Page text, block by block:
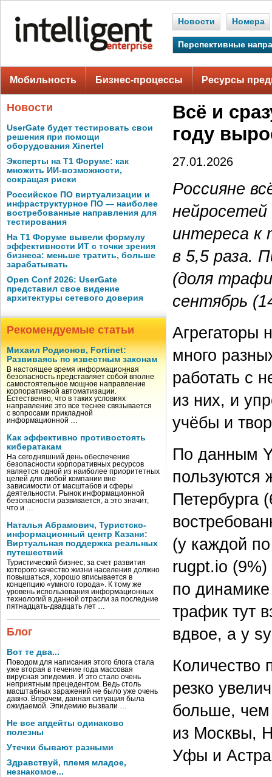
Новости Номера
Перспективные
Мобильность Бизнес-процессы Ресурсы
Новости
UserGate будет тестировать свои
решения при помощи
оборудования Xinertel
Эксперты на Т1 Форуме: как
множить ИИ-возможности,
сокращая риски
Российское ПО виртуализации и
инфраструктурное ПО — наиболее
востребованные направления для
тестирования
На Т1 Форуме вывели формулу
эффективности ИТ с точки зрения
бизнеса: меньше тратить, больше
зарабатывать
Open Conf 2026: UserGate
представил свое видение
архитектуры сетевого доверия
Рекомендуемые статьи
Михаил Родионов, Fortinet:
Развиваясь по известным законам
В настоящее время информационная
безопасность представляет собой вполне
самостоятельное мощное направление
корпоративной автоматизации.
Естественно, что в таких условиях
направление это все теснее связывается
с вопросами прикладной
информационной …
Как эффективно противостоять
кибератакам
На сегодняшний день обеспечение
безопасности корпоративных ресурсов
является одной из наиболее приоритетных
целей для любой компании вне
зависимости от масштабов и сферы
деятельности. Рынок информационной
безопасности развивается, а это значит,
что и …
Наталья Абрамович, Туристско-
информационный центр Казани:
Виртуальная поддержка реальных
путешествий
Туристический бизнес, за счет развития
которого качество жизни населения должно
повышаться, хорошо вписывается в
концепцию «умного города». К тому же
уровень использования информационных
технологий в данной отрасли за последние
пятнадцать-двадцать лет …
Блог
Вот те два...
Поводом для написания этого блога стала
уже вторая в течение года массовая
вирусная эпидемия. И это стало очень
неприятным прецедентом. Ведь столь
масштабных заражений не было уже очень
давно. Впрочем, данная ситуация была
ожидаемой. Эпидемию вызвали …
Не все апдейты одинаково
полезны
Утечки бывают разными
Здравствуй, племя младое,
незнакомое...
Всё и
году
27.01.2026
Россияне
интереса к
в 5,5 раза.
(доля
сентябрь
Агрегаторы
много
работать с
из них, и
учёбы и
По данным
пользуются
Петербурга
(у каждой
rugpt.io
по
трафик тут
вдвое, а у
Количество
резко
больше, чем
из Москвы,
Уфы и